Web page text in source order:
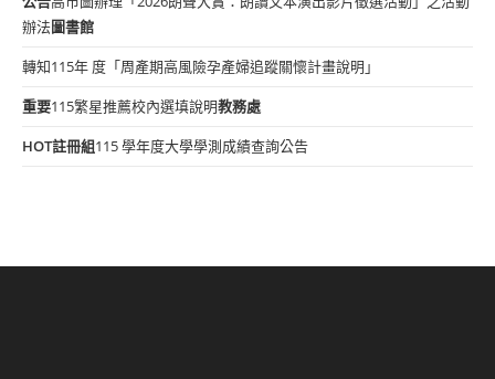
辦法圖書館
轉知115年 度「周產期高風險孕產婦追蹤關懷計畫說明」
重要115繁星推薦校內選填說明教務處
HOT註冊組115 學年度大學學測成績查詢公告